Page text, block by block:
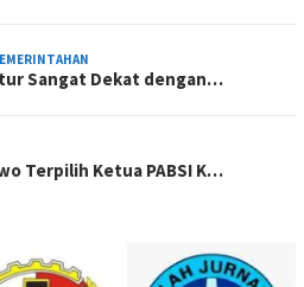
Sangat Dekat dengan…
Terpilih Ketua PABSI K…